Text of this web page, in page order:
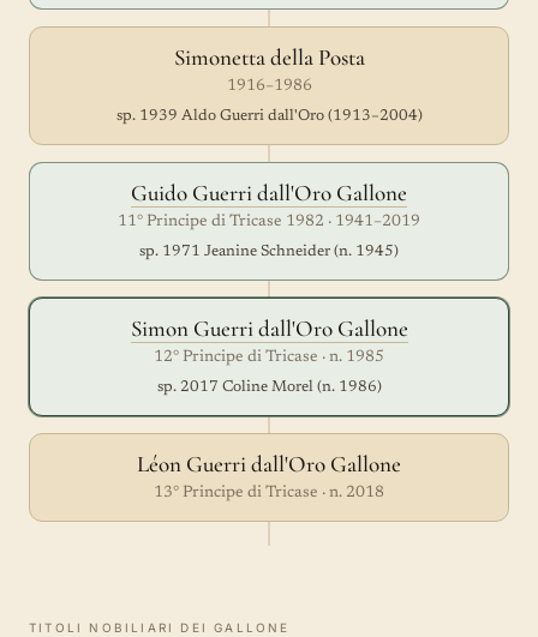
Simonetta della Posta
1916–1986
sp. 1939 Aldo Guerri dall'Oro (1913–2004)
Guido Guerri dall'Oro Gallone
11° Principe di Tricase 1982 · 1941–2019
sp. 1971 Jeanine Schneider (n. 1945)
Simon Guerri dall'Oro Gallone
12° Principe di Tricase · n. 1985
sp. 2017 Coline Morel (n. 1986)
Léon Guerri dall'Oro Gallone
13° Principe di Tricase · n. 2018
TITOLI NOBILIARI DEI GALLONE